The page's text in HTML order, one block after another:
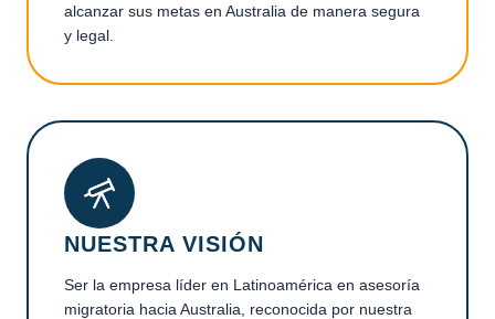
alcanzar sus metas en Australia de manera segura
y legal.
NUESTRA VISIÓN
Ser la empresa líder en Latinoamérica en asesoría
migratoria hacia Australia, reconocida por nuestra